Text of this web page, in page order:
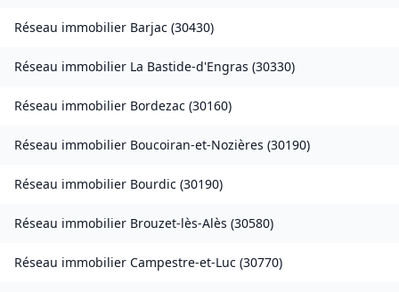
Réseau immobilier Barjac (30430)
Réseau immobilier La Bastide-d'Engras (30330)
Réseau immobilier Bordezac (30160)
Réseau immobilier Boucoiran-et-Nozières (30190)
Réseau immobilier Bourdic (30190)
Réseau immobilier Brouzet-lès-Alès (30580)
Réseau immobilier Campestre-et-Luc (30770)